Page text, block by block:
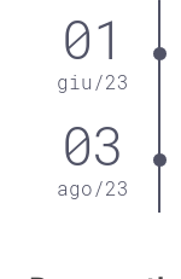
01
giu /23
03
ago/23